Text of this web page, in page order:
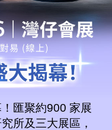
匯聚約900 家展
所及三大展區，